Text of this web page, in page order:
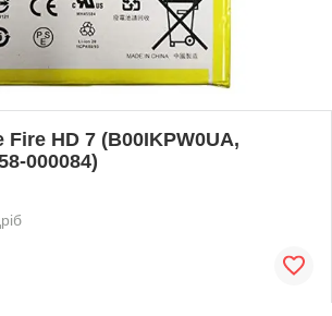
HD 7 (B00IKPW0UA,
000084)